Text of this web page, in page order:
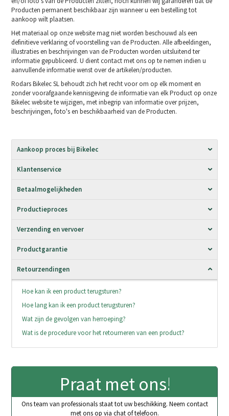
Producten permanent beschikbaar zijn wanneer u een bestelling tot
aankoop wilt plaatsen.
Het materiaal op onze website mag niet worden beschouwd als een
definitieve verklaring of voorstelling van de Producten. Alle afbeeldingen,
illustraties en beschrijvingen van de Producten worden uitsluitend ter
informatie gepubliceerd. U dient contact met ons op te nemen indien u
aanvullende informatie wenst over de artikelen/producten.
Rodars Bikelec SL behoudt zich het recht voor om op elk moment en
zonder voorafgaande kennisgeving de informatie van elk Product op onze
Bikelec website te wijzigen, met inbegrip van informatie over prijzen,
beschrijvingen, foto's en beschikbaarheid van de Producten.
Aankoop proces bij Bikelec
Klantenservice
Betaalmogelijkheden
Productieproces
Verzending en vervoer
Productgarantie
Retourzendingen
Hoe kan ik een product terugsturen?
Hoe lang kan ik een product terugsturen?
Wat zijn de gevolgen van herroeping?
Wat is de procedure voor het retourneren van een product?
Praat met ons!
Ons team van professionals staat tot uw beschikking. Neem contact
met ons op via chat of telefoon.